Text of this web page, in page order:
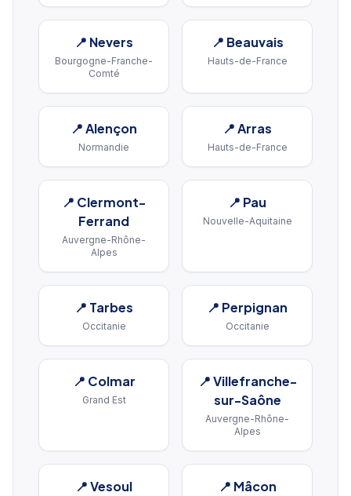
📍 Nevers
Bourgogne-Franche-
Comté
📍 Beauvais
Hauts-de-France
📍Alençon
Normandie
📍Arras
Hauts-de-France
📍 Clermont-
Ferrand
Auvergne-Rhône-
Alpes
📍 Pau
Nouvelle-Aquitaine
📍 Tarbes
Occitanie
📍 Perpignan
Occitanie
📍 Colmar
Grand Est
📍Villefranche-
sur-Saône
Auvergne-Rhône-
Alpes
📍Vesoul 📍 Mâcon